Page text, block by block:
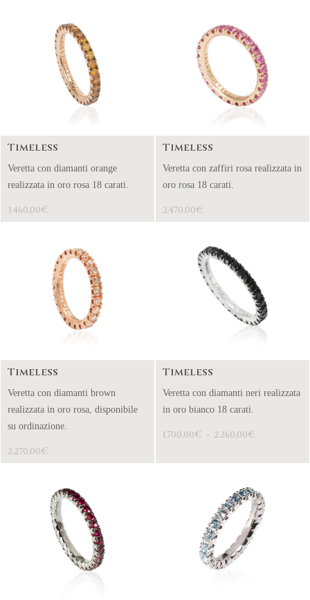
Timeless
Veretta con diamanti orange
realizzata in oro rosa 18 carati.
3.460,00€
Timeless
Veretta con zaffiri rosa realizzata in
oro rosa 18 carati.
2.470,00€
Timeless
Veretta con diamanti brown
realizzata in oro rosa, disponibile
su ordinazione.
2.270,00€
Timeless
Veretta con diamanti neri realizzata
in oro bianco 18 carati.
1.700,00€ - 2.260,00€